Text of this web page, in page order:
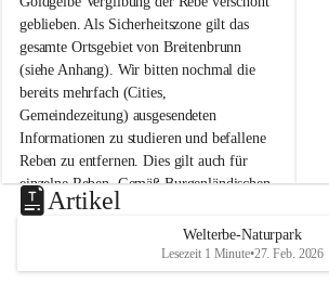
b
r
u
n
n
a
m
N
e
u
s
d
geblieben. Als Sicherheitszone gilt das
gesamte Ortsgebiet von Breitenbrunn
(siehe Anhang). Wir bitten nochmal die
bereits mehrfach (Cities,
Gemeindezeitung) ausgesendeten
Informationen zu studieren und befallene
Reben zu entfernen. Dies gilt auch für
einzelne Reben. Gemäß Burgenländischen
Weinbaugesetz sind nicht gepflegte oder
unzulässige Weingärten zu roden! Bitte
helfen wir zusammen um unsere Winzer
vor den prognostizierten Ernteausfällen
u
e
d
Artikel
Welterbe-Naturpark
Lesezeit 1 Minute•27. Feb. 2026